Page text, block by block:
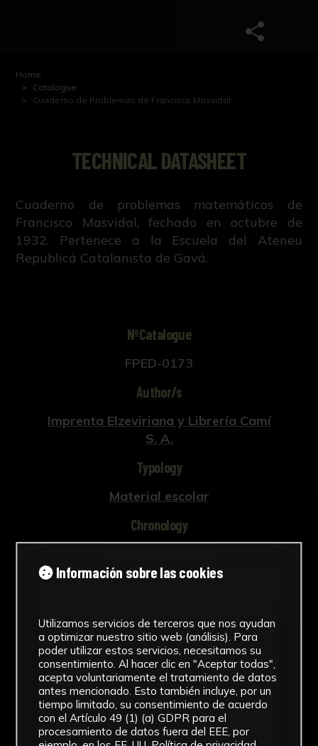
Home
Catalogue
Cuaderno de Problemas de Francisco Masvidal
TECHNICAL DATASHEET
Cuaderno de problemas matemáticos de
Francisco Masvidal, fechado en octubre de
1932. Pertenece a la Escuela del Ateneu
Republicá Catalanista de Gavá.
NºCatalogue
FPED-0173
Author/s
Imprenta Elzeviriana y Librería Camí
S. A.
Typology
Material escolar
Chronology
Technique
Materials
Papel
See more
Información sobre las cookies
Utilizamos servicios de terceros que nos ayudan
a optimizar nuestro sitio web (análisis). Para
poder utilizar estos servicios, necesitamos su
consentimiento. Al hacer clic en "Aceptar todas",
acepta voluntariamente el tratamiento de datos
antes mencionado. Esto también incluye, por un
tiempo limitado, su consentimiento de acuerdo
con el Artículo 49 (1) (a) GDPR para el
procesamiento de datos fuera del EEE, por